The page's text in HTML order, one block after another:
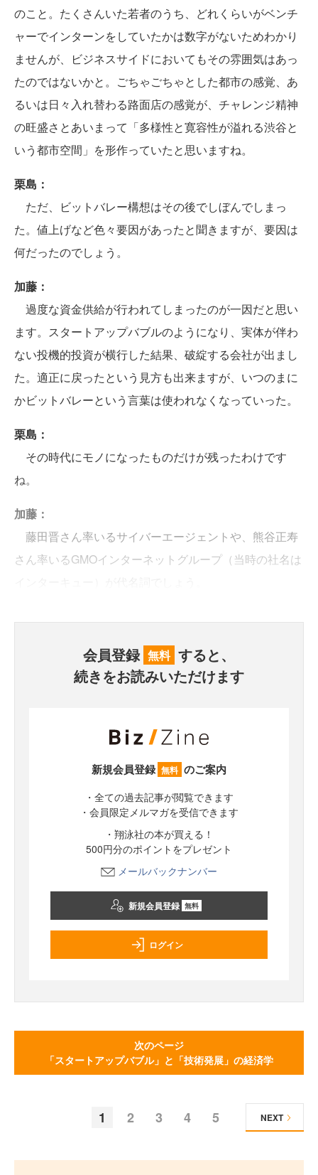
のこと。たくさんいた若者のうち、どれくらいがベンチ
ャーでインターンをしていたかは数字がないためわかり
ませんが、ビジネスサイドにおいてもその雰囲気はあっ
たのではないかと。ごちゃごちゃとした都市の感覚、あ
るいは日々入れ替わる路面店の感覚が、チャレンジ精神
の旺盛さとあいまって「多様性と寛容性が溢れる渋谷と
いう都市空間」を形作っていたと思いますね。
栗島：
ただ、ビットバレー構想はその後でしぼんでしまっ
た。値上げなど色々要因があったと聞きますが、要因は
何だったのでしょう。
加藤：
過度な資金供給が行われてしまったのが一因だと思い
ます。スタートアップバブルのようになり、実体が伴わ
ない投機的投資が横行した結果、破綻する会社が出まし
た。適正に戻ったという見方も出来ますが、いつのまに
かビットバレーという言葉は使われなくなっていった。
栗島：
その時代にモノになったものだけが残ったわけです
ね。
加藤：
藤田晋さん率いるサイバーエージェントや、熊谷正寿
さん率いるGMOインターネットグループ（当時の社名は
会員登録 無料 すると、
続きをお読みいただけます
新規会員登録 無料 のご案内
・全ての過去記事が閲覧できます
・会員限定メルマガを受信できます
・翔泳社の本が買える！
500円分のポイントをプレゼント
メールバックナンバー
新規会員登録 無料
ログイン
次のページ
「スタートアップバブル」と「技術発展」の経済学
1 2 3 4 5 NEXT